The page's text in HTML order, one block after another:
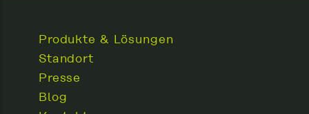
Produkte & Lösungen
Standort
Presse
Blog